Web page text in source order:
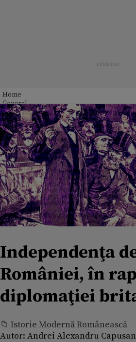
Home
General
Independenţa
României, în
diplomaţiei
📁 Istorie Modernă Românească
Autor: Andrei Alexandru Capusan